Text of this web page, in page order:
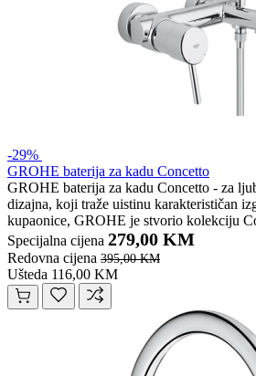
-29%
GROHE baterija za kadu Concetto
GROHE baterija za kadu Concetto - za
dizajna, koji traže uistinu karakterističan
kupaonice, GROHE je stvorio kolekciju
Specijalna cijena 279,00 KM
Redovna cijena 395,00 KM
Ušteda 116,00 KM